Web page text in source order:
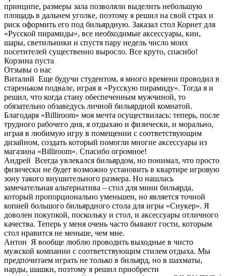
принципе, размеры зала позволяли выделить небольшую
площадь в дальнем уголке, поэтому я решил на свой страх и
риск оформить его под бильярдную. Заказал стол Корнет для
«Русской пирамиды», все необходимые аксессуары, кии,
шары, светильники и спустя пару недель число моих
посетителей существенно выросло. Все круто, спасибо!
Корзина пуста
Отзывы о нас
Виталий Еще будучи студентом, я много времени проводил в
стареньком подвале, играя в «Русскую пирамиду». Тогда я и
решил, что когда стану обеспеченным мужчиной, то
обязательно обзаведусь личной бильярдной комнатой.
Благодаря «Billiroom» моя мечта осуществилась: теперь, после
трудного рабочего дня, я отдыхаю и физически, и морально,
играя в любимую игру в помещении с соответствующим
дизайном, создать который помогли многие аксессуары из
магазина «Billiroom». Спасибо огромное!
Андрей Всегда увлекался бильярдом, но понимал, что просто
физически не будет возможно установить в квартире игровую
зону такого внушительного размера. Но нашлась
замечательная альтернатива – стол для мини бильярда,
который пропорционально уменьшен, но является точной
копией большого бильярдного стола для игры «Снукер». Я
доволен покупкой, поскольку и стол, и аксессуары отличного
качества. Теперь у меня очень часто бывают гости, которым
стол нравится не меньше, чем мне.
Антон Я вообще люблю проводить выходные в чисто
мужской компании с соответствующим стилем отдыха. Мы
предпочитаем играть не только в бильярд, но в шахматы,
нарды, шашки, поэтому я решил приобрести